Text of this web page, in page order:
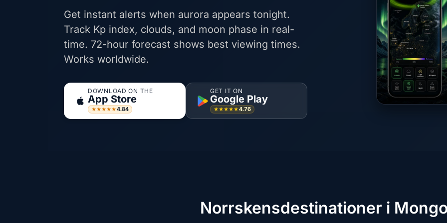
Get instant alerts when aurora appears tonight.
Track Kp index, clouds, and moon phase in real-
time. 72-hour forecast shows best viewing times.
Works worldwide.
DOWNLOAD ON THE
App Store
★★★★★4.84
GET IT ON
Google Play
★★★★★4.76
Norrskensdestinationer i